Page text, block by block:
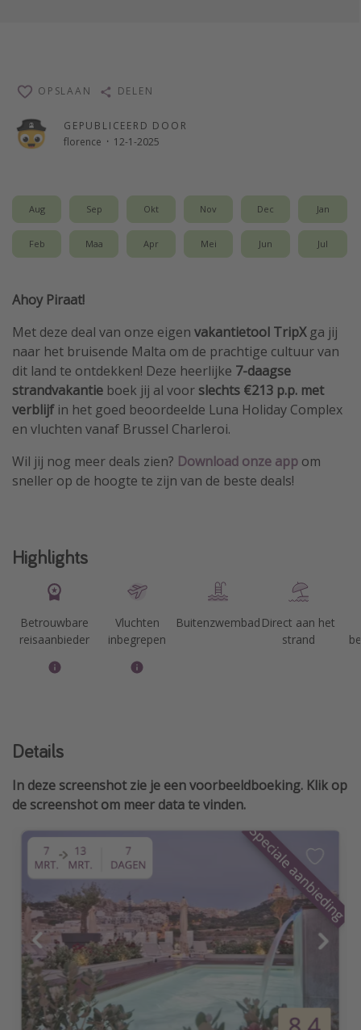
GEPUBLICEERD DOOR
florence · 12-1-2025
OPSLAAN DELEN
Aug Sep Okt Nov Dec Jan
Feb Maa Apr Mei Jun Jul
Ahoy Piraat!
Met deze deal van onze eigen vakantietool TripX ga jij
naar het bruisende Malta om de prachtige cultuur van
dit land te ontdekken! Deze heerlijke 7-daagse
strandvakantie boek jij al voor slechts €213 p.p. met
verblijf in het goed beoordeelde Luna Holiday Complex
en vluchten vanaf Brussel Charleroi.
Wil jij nog meer deals zien? Download onze app om
sneller op de hoogte te zijn van de beste deals!
Highlights
Betrouwbare
reisaanbieder
Vluchten
inbegrepen
Buitenzwembad Direct aan het
strand
Details
In deze screenshot zie je een voorbeeldboeking. Klik op
de screenshot om meer data te vinden.